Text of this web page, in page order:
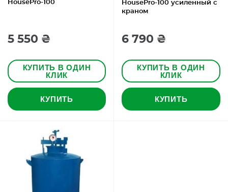
HousePro-100
5 550 ₴
КУПИТЬ В ОДИН
КЛИК
КУПИТЬ
HousePro-100 усиленный с
краном
6 790 ₴
КУПИТЬ В ОДИН
КЛИК
КУПИТЬ